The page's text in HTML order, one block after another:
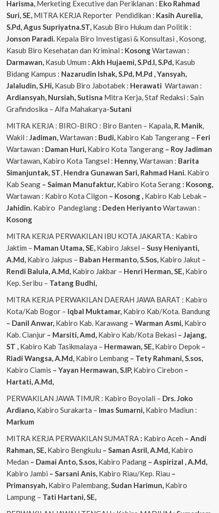
Harisma, Merketing Executive dan Periklanan : Eko Rahmad
Suri, SE, MITRA KERJA Reporter Pendidikan : Kasih Aurelia,
S.Pd, AgusSupriyatna.ST, Kasub Biro Hukum dan Politik :
Jonson Paradi. Kepala Biro Investigasi & Konsultasi , Kosong,
Kasub Biro Kesehatan dan Kriminal : KosongWartawan :
Darmawan, Kasub Umum : Akh Hujaemi, S.Pd.I, S.Pd, Kasub
Bidang Kampus : Nazarudin Ishak, S.Pd, M.Pd , Yansyah,
Jalaludin, S.Hi, Kasub Biro Jabotabek : Herawati Wartawan :
Ardiansyah, Nursiah, Sutisna Mitra Kerja, Staf Redaksi : Sain
Grafindosika – Alfa Mahakarya-Sutani
MITRA KERJA : BIRO-BIRO : Biro Banten – Kapala, R. Manik,
Wakil : Jadiman,Wartawan : Budi, Kabiro Kab Tangerang– Feri
Wartawan : Daman Huri, Kabiro Kota Tangerang– Roy Jadiman
Wartawan, Kabiro Kota Tangsel : Henny,Wartawan : Barita
Simanjuntak, ST, Hendra Gunawan Sari, Rahmad Hani. Kabiro
Kab Seang– Saiman Manufaktur, Kabiro Kota Serang : Kosong,
Wartawan : Kabiro Kota Cilgon – Kosong , Kabiro Kab Lebak–
Jahidin. Kabiro Pandeglang : Deden HeriyantoWartawan :
Kosong
MITRA KERJA PERWAKILAN IBU KOTA JAKARTA : Kabiro
Jaktim – Maman Utama, SE, Kabiro Jaksel – Susy Heniyanti,
A.Md, Kabiro Jakpus – Baban Hermanto, S.Sos, Kabiro Jakut –
Rendi Balula, A.Md, Kabiro Jakbar – Henri Herman, SE, Kabiro
Kep. Seribu – Tatang Budhi,
MITRA KERJA PERWAKILAN DAERAH JAWA BARAT : Kabiro
Kota/Kab Bogor – Iqbal Muktamar, Kabiro Kab/Kota. Bandung
– Danil Anwar, Kabiro Kab. Karawang – Warman Asmi, Kabiro
Kab. Cianjur– Marsiti, Amd, Kabiro Kab/Kota Bekasi – Jajang,
ST , Kabiro Kab Tasikmalaya – Hermawan, SE, Kabiro Depok–
Riadi Wangsa, A.Md, Kabiro Lembang– Tety Rahmani, S.sos,
Kabiro Ciamis – Yayan Hermawan, S.IP, Kabiro Cirebon –
Hartati, A.Md,
PERWAKILAN JAWA TIMUR : Kabiro Boyolali – Drs. Joko
Ardiano, Kabiro Surakarta – ImasSumarni, Kabiro Madiun :
Markum
MITRA KERJA PERWAKILAN SUMATRA : Kabiro Aceh – Andi
Rahman, SE, Kabiro Bengkulu – Saman Asril, A.Md, Kabiro
Medan – Damai Anto, S.sos, Kabiro Padang– Aspirizal , A.Md,
Kabiro Jambi – Sarsani Anis, Kabiro Riau/Kep. Riau –
Primansyah, Kabiro Palembang,Sudan Harimun, Kabiro
Lampung – Tati Hartani, SE,